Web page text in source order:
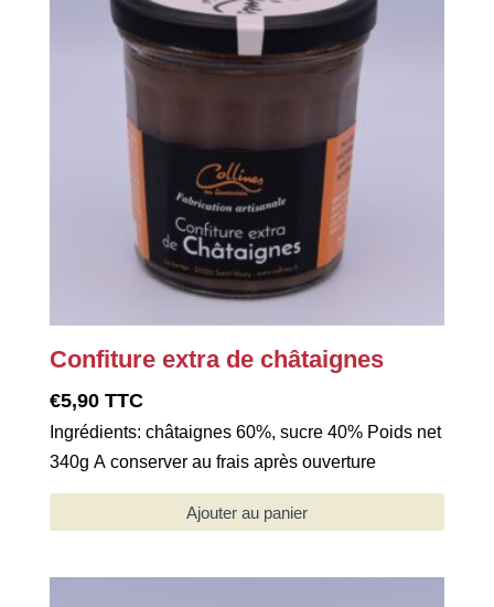
variations.
Confiture extra de châtaignes
€5,90 TTC
Ingrédients: châtaignes 60%, sucre 40% Poids net
340g A conserver au frais après ouverture
Ajouter au panier